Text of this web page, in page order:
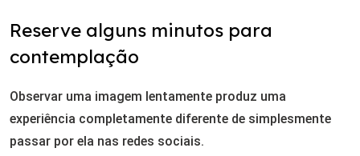
Reserve alguns minutos para
contemplação
Observar uma imagem lentamente produz uma
experiência completamente diferente de simplesmente
passar por ela nas redes sociais.